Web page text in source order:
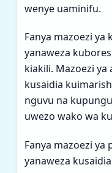
wenye uaminifu.
Fanya mazoezi
yanaweza
kiakili. Mazoezi ya
kusaidia
nguvu na
uwezo wako wa
Fanya mazoezi ya
yanaweza